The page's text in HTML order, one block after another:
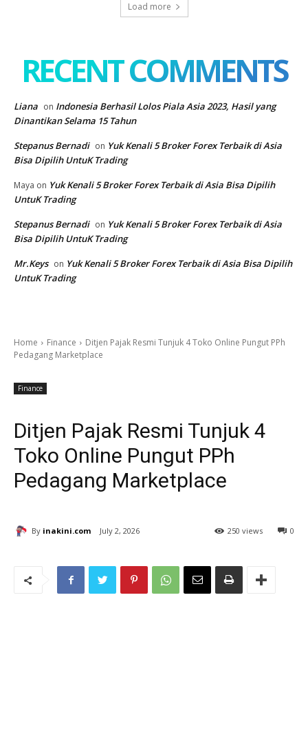
Load more
RECENT COMMENTS
Liana on Indonesia Berhasil Lolos Piala Asia 2023, Hasil yang
Dinantikan Selama 15 Tahun
Stepanus Bernadi on Yuk Kenali 5 Broker Forex Terbaik di Asia
Bisa Dipilih UntuK Trading
Maya on Yuk Kenali 5 Broker Forex Terbaik di Asia Bisa Dipilih
UntuK Trading
Stepanus Bernadi on Yuk Kenali 5 Broker Forex Terbaik di Asia
Bisa Dipilih UntuK Trading
Mr.Keys on Yuk Kenali 5 Broker Forex Terbaik di Asia Bisa Dipilih
UntuK Trading